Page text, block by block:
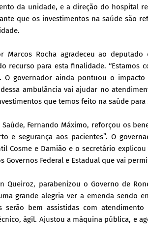
da unidade, e a direção do hospital
que os investimentos na saúde são
Marcos Rocha agradeceu ao
recurso para esta finalidade. ‘‘Estamos
O governador ainda pontuou o
ambulância vai ajudar no
que temos feito na saúde para
Fernando Máximo, reforçou os
e segurança aos pacientes’’. O
Cosme e Damião e o secretário
Governos Federal e Estadual que vai
Queiroz, parabenizou o Governo de
grande alegria ver a emenda
serão bem assistidas com
ágil. Ajustou a máquina pública, e